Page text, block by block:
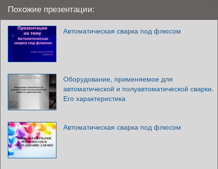
Похожие презентации:
Автоматическая сварка под флюсом
Оборудование, применяемое для
автоматической и полуавтоматической сварки.
Его характеристика
Автоматическая сварка под флюсом